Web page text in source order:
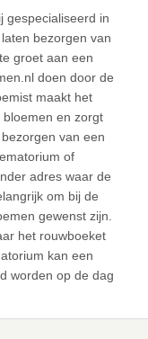
gespecialiseerd in
bezorgen van
groet aan een
doen door de
maakt het
en zorgt
van een
of
adres waar de
om bij de
gewenst zijn.
het rouwboeket
kan een
worden op de dag